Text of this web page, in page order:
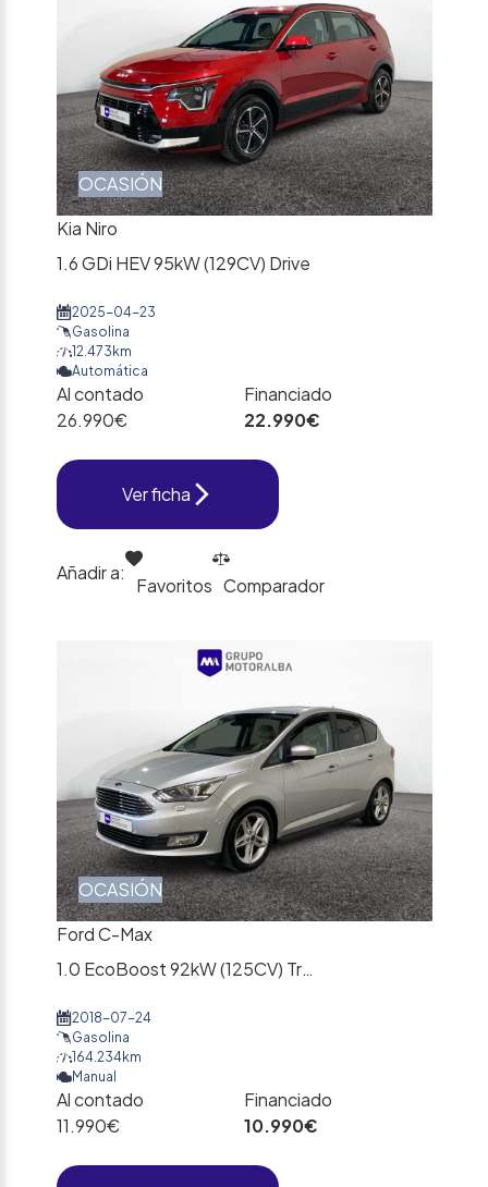
OCASIÓN
Kia Niro
1.6 GDi HEV 95kW (129CV) Drive
2025-04-23
Gasolina
12.473km
Automática
Al contado
26.990€
Financiado
22.990€
Ver ficha
Añadir a:
Favoritos Comparador
OCASIÓN
Ford C-Max
1.0 EcoBoost 92kW (125CV) Trend+
2018-07-24
Gasolina
164.234km
Manual
Al contado
11.990€
Financiado
10.990€